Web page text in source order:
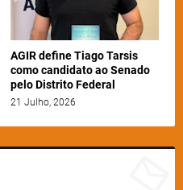
AGIR define Tiago Tarsis
como candidato ao Senado
pelo Distrito Federal
21 Julho, 2026